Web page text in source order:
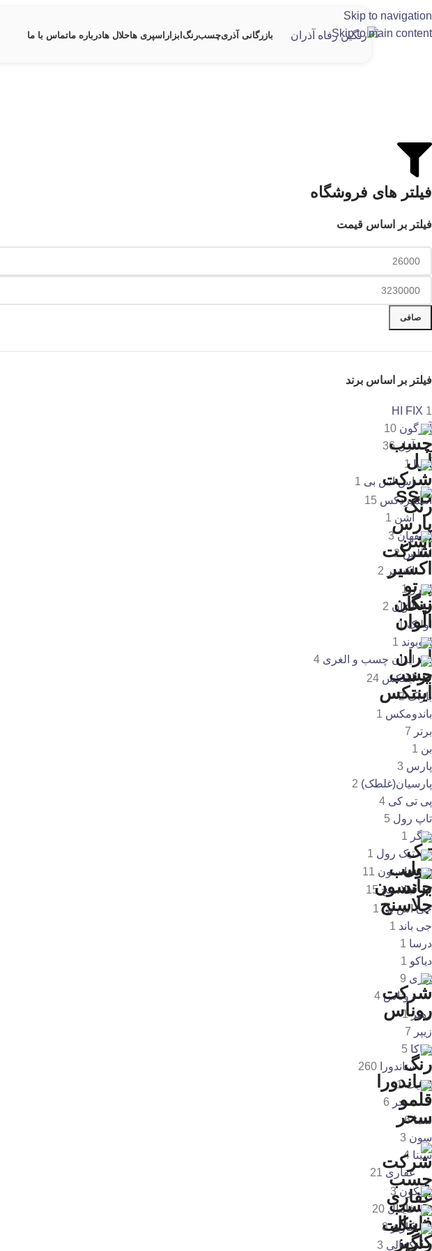
Skip to navigation
Skip to main content
بازرگانی آذریچسبرنگابزار اسپری هاحلال هادرباره ماتماس با ما
فیلتر های فروشگاه
فیلتر بر اساس قیمت
صافی
فیلتر بر اساس برند
HI FIX 1
آذرگون 10
آرل 36
آسیا 1
اس اس بی 1
اسمیردکس 15
اشن 1
اصفهان 3
اطلس 2
اکسیر 2
البرز 1
الوان 2
اولیک 1
اووبوند 1
ایران چسب و الغری 4
اینتکس 24
باژاک 2
باندومکس 1
برتر 7
بن 1
پارس 3
پارسیان(غلطک) 2
پی تی کی 4
تاپ رول 5
تایگر 1
تیک رول 1
جانسون 11
جلاسنج 15
جی اس بی 1
جی باند 1
درسا 1
دیاکو 1
رازی 9
روناس 4
زهیر 1
زیپر 7
ساکا 5
ساندورا
260
سایت 1
سحر 6
سما 6
سون 3
سینا 4
غفاری 21
فالکون 3
فاینال 20
کاریز 8
کحالی 3